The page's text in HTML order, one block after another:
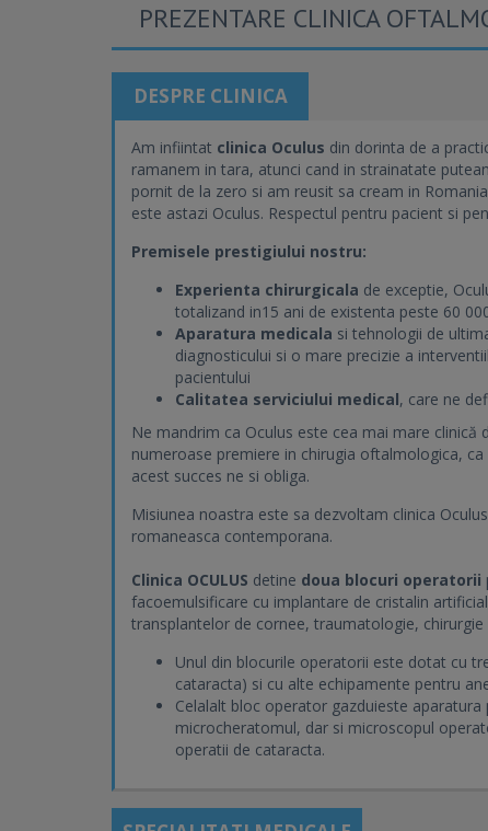
PREZENTARE CLINICA
DESPRE CLINICA
Am infiintat clinica Oculus din dorinta de a
ramanem in tara, atunci cand in strainatate
pornit de la zero si am reusit sa cream in
este astazi Oculus. Respectul pentru pacient si
Premisele prestigiului nostru:
Experienta chirurgicala de exceptie,
totalizand in15 ani de existenta peste 60
Aparatura medicala si tehnologii de
diagnosticului si o mare precizie a
pacientului
Calitatea serviciului medical, care ne
Ne mandrim ca Oculus este cea mai mare
numeroase premiere in chirugia oftalmologica,
acest succes ne si obliga.
Misiunea noastra este sa dezvoltam clinica
romaneasca contemporana.
Clinica OCULUS detine doua blocuri operatorii
facoemulsificare cu implantare de cristalin
transplantelor de cornee, traumatologie, chirurgie
Unul din blocurile operatorii este dotat cu
cataracta) si cu alte echipamente pentru
Celalalt bloc operator gazduieste
microcheratomul, dar si microscopul
operatii de cataracta.